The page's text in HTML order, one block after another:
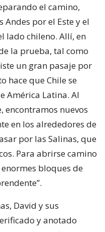
el camino,
por el Este y el
lado chileno. Allí, en
la prueba, tal como
un gran pasaje por
hace que Chile se
América Latina. Al
encontramos nuevos
en los alrededores de
por las Salinas, que
Para abrirse camino
bloques de
David y sus
y anotado